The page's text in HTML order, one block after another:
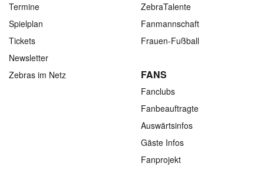
Termine
Spielplan
Tickets
Newsletter
Zebras im Netz
ZebraTalente
Fanmannschaft
Frauen-Fußball
FANS
Fanclubs
Fanbeauftragte
Auswärtsinfos
Gäste Infos
Fanprojekt